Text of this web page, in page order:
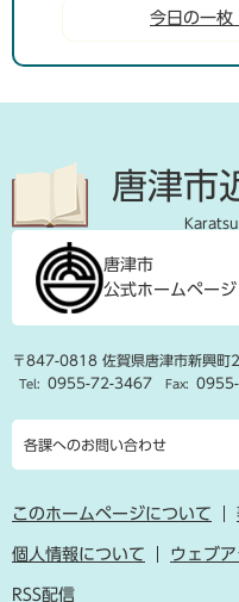
今日の一枚
唐津市
唐津市
公式ホームページ
〒847-0818 佐賀県唐津市新興町
Tel: 0955-72-3467 Fax:
各課へのお問い合わせ
このホームページについて
個人情報について ウェブ
RSS配信